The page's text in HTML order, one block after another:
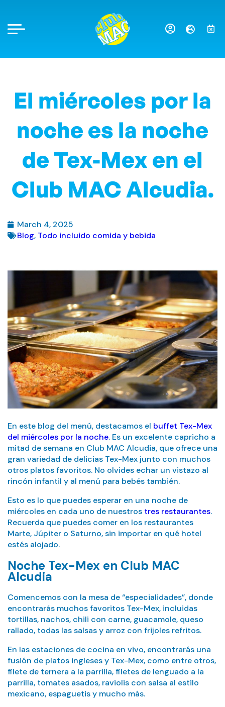
El miércoles por la
noche es la noche
de Tex-Mex en el
Club MAC Alcudia.
March 4, 2025
Blog, Todo incluido comida y bebida
En este blog del menú, destacamos el buffet Tex-Mex
del miércoles por la noche. Es un excelente capricho a
mitad de semana en Club MAC Alcudia, que ofrece una
gran variedad de delicias Tex-Mex junto con muchos
otros platos favoritos. No olvides echar un vistazo al
rincón infantil y al menú para bebés también.
Esto es lo que puedes esperar en una noche de
miércoles en cada uno de nuestros tres restaurantes.
Recuerda que puedes comer en los restaurantes
Marte, Júpiter o Saturno, sin importar en qué hotel
estés alojado.
Noche Tex-Mex en Club MAC
Alcudia
Comencemos con la mesa de “especialidades”, donde
encontrarás muchos favoritos Tex-Mex, incluidas
tortillas, nachos, chili con carne, guacamole, queso
rallado, todas las salsas y arroz con frijoles refritos.
En las estaciones de cocina en vivo, encontrarás una
fusión de platos ingleses y Tex-Mex, como entre otros,
filete de ternera a la parrilla, filetes de lenguado a la
parrilla, tomates asados, raviolis con salsa al estilo
mexicano, espaguetis y mucho más.